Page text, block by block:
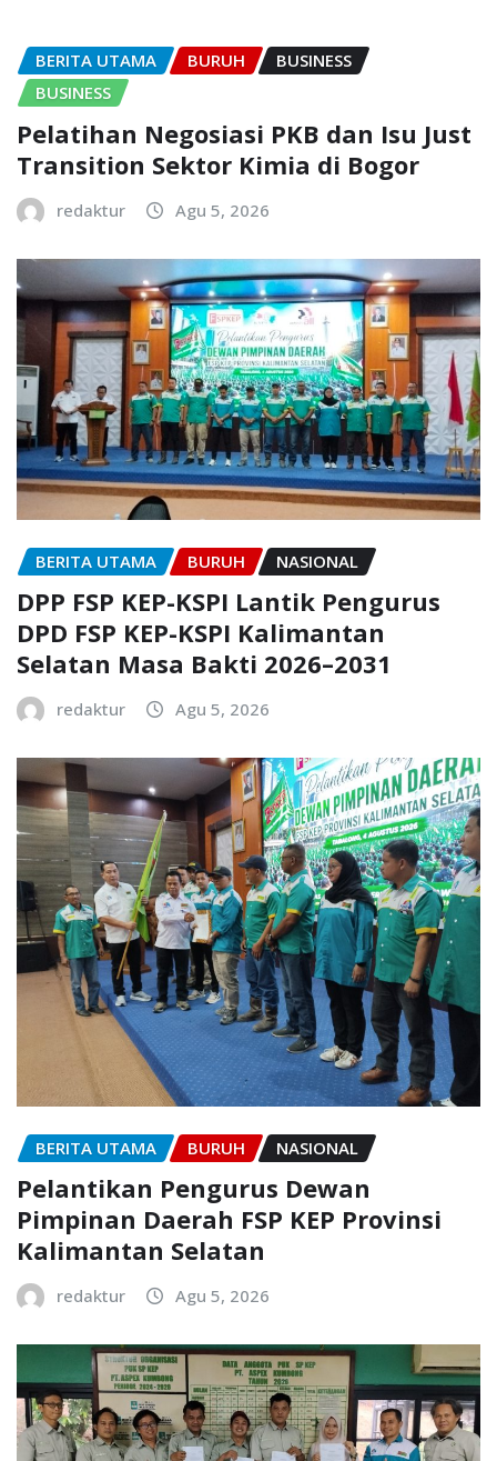
BERITA UTAMA BURUH
BUSINESS
BUSINESS
Pelatihan Negosiasi PKB dan Isu Just
Transition Sektor Kimia di Bogor
redaktur Agu 5, 2026
BERITA UTAMA BURUH NASIONAL
DPP FSP KEP-KSPI Lantik Pengurus
DPD FSP KEP-KSPI Kalimantan
Selatan Masa Bakti 2026–2031
redaktur Agu 5, 2026
BERITA UTAMA BURUH NASIONAL
Pelantikan Pengurus Dewan
Pimpinan Daerah FSP KEP Provinsi
Kalimantan Selatan
redaktur Agu 5, 2026